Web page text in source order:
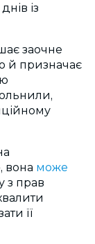
із
заочне
й призначає
вона може
з прав
її